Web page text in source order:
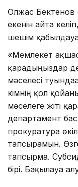
Олжас Бектенов
екенін айта
шешім
«Мемлекет
қарадыңыздар
мәселесі
кімнің қол
мәселеге жіті
департамент
прокуратура
тапсырамын.
тапсырма.
бірі. Бақылауға